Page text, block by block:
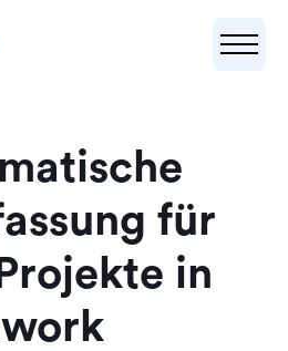
für
in